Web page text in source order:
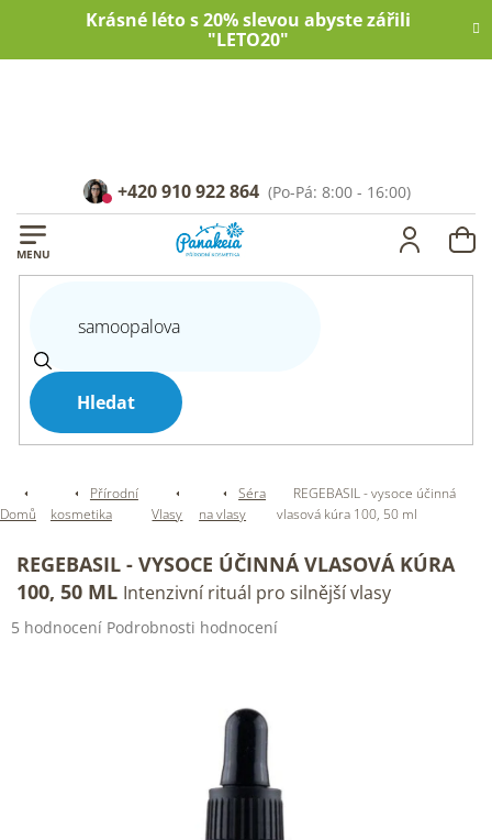
Krásné léto s 20% slevou abyste zářili
"LETO20"
Hledat
+420 910 922 864
Domů
Přírodní
kosmetika
Vlasy
Séra
na vlasy
REGEBASIL - vysoce účinná
vlasová kúra 100, 50 ml
REGEBASIL - VYSOCE ÚČINNÁ VLASOVÁ KÚRA
100, 50 ML Intenzivní rituál pro silnější vlasy
Průměrné
5 hodnocení Podrobnosti hodnocení